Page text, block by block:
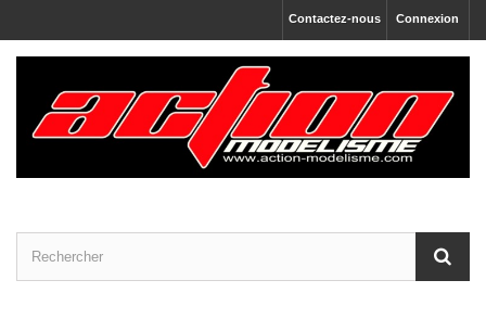
Connexion
Contactez-nous